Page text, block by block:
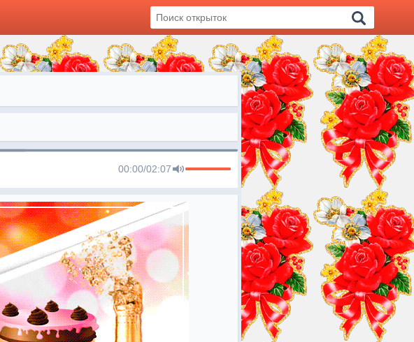
00:00/02:07